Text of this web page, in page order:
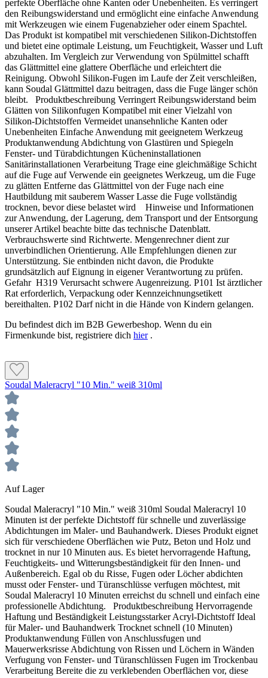
Verarbeitung
Fugenmasse auftragen mit Glättmittel besprühen
Richtigen Fugenglätter in die Fuge ansetzen
Fuge gleichmäßig glätten und sauber abziehen
Fugenglätter nach Gebrauch reinigen und trocknen
Hinweise und Informationen zur Anwendung, der Lagerung, dem
Transport und der Entsorgung unserer Artikel beachte bitte das technische
Datenblatt. Verbrauchswerte sind Richtwerte. Mengenrechner dient zur
unverbindlichen Orientierung. Alle Empfehlungen dienen zur Unterstützung. Sie
entbinden nicht davon, die Produkte grundsätzlich auf Eignung in eigener
Verantwortung zu prüfen.
Produktanwendung
Fugenverarbeitung an Fenster- und Türumrandungen
Verfugen von Bad- und Küchenarmaturen
Verfugen von Fliesen und Mauerwerk
Glätten von Kanten und Ecken
Verarbeitung
Fuge gleichmäßig glätten und sauber abziehen
und der Entsorgung unserer Artikel beachte bitte das technische Datenblatt.
Orientierung. Alle Empfehlungen dienen zur Unterstützung. Sie entbinden nicht davon, die
Produkte grundsätzlich auf Eignung in eigener Verantwortung zu prüfen.
perfekte Oberfläche ohne Kanten oder Unebenheiten. Es verringert
den Reibungswiderstand und ermöglicht eine einfache Anwendung
mit Werkzeugen wie einem Fugenabzieher oder einem Spachtel.
Das Produkt ist kompatibel mit verschiedenen Silikon-Dichtstoffen
und bietet eine optimale Leistung, um Feuchtigkeit, Wasser und Luft
abzuhalten. Im Vergleich zur Verwendung von Spülmittel schafft
das Glättmittel eine glattere Oberfläche und erleichtert die
Reinigung. Obwohl Silikon-Fugen im Laufe der Zeit verschleißen,
kann Soudal Glättmittel dazu beitragen, dass die Fuge länger schön
bleibt. Produktbeschreibung Verringert Reibungswiderstand beim
Glätten von Silikonfugen Kompatibel mit einer Vielzahl von
Silikon-Dichtstoffen Vermeidet unansehnliche Kanten oder
Unebenheiten Einfache Anwendung mit geeignetem Werkzeug
Produktanwendung Abdichtung von Glastüren und Spiegeln
Fenster- und Türabdichtungen Kücheninstallationen
Sanitärinstallationen Verarbeitung Trage eine gleichmäßige Schicht
auf die Fuge auf Verwende ein geeignetes Werkzeug, um die Fuge
zu glätten Entferne das Glättmittel von der Fuge nach eine
Hautbildung mit sauberem Wasser Lasse die Fuge vollständig
trocknen, bevor diese belastet wird Hinweise und Informationen
zur Anwendung, der Lagerung, dem Transport und der Entsorgung
unserer Artikel beachte bitte das technische Datenblatt.
Verbrauchswerte sind Richtwerte. Mengenrechner dient zur
unverbindlichen Orientierung. Alle Empfehlungen dienen zur
Unterstützung. Sie entbinden nicht davon, die Produkte
grundsätzlich auf Eignung in eigener Verantwortung zu prüfen.
Gefahr H319 Verursacht schwere Augenreizung. P101 Ist ärztlicher
Rat erforderlich, Verpackung oder Kennzeichnungsetikett
bereithalten. P102 Darf nicht in die Hände von Kindern gelangen.
Du befindest dich im B2B Gewerbeshop. Wenn du ein
Firmenkunde bist, registriere dich hier.
Soudal Maleracryl "10 Min." weiß 310ml
Auf Lager
Soudal Maleracryl "10 Min." weiß 310ml Soudal Maleracryl 10
Minuten ist der perfekte Dichtstoff für schnelle und zuverlässige
Abdichtungen im Maler- und Bauhandwerk. Dieses Produkt eignet
sich für verschiedene Oberflächen wie Putz, Beton und Holz und
trocknet in nur 10 Minuten aus. Es bietet hervorragende Haftung,
Feuchtigkeits- und Witterungsbeständigkeit für den Innen- und
Außenbereich. Egal ob du Risse, Fugen oder Löcher abdichten
musst oder Fenster- und Türanschlüsse verfugen möchtest, mit
Soudal Maleracryl 10 Minuten erreichst du schnell und einfach eine
professionelle Abdichtung. Produktbeschreibung Hervorragende
Haftung und Beständigkeit Leistungsstarker Acryl-Dichtstoff Ideal
für Maler- und Bauhandwerk Trocknet schnell (10 Minuten)
Produktanwendung Füllen von Anschlussfugen und
Mauerwerksrisse Abdichtung von Rissen und Löchern in Wänden
Verfugung von Fenster- und Türanschlüssen Fugen im Trockenbau
Verarbeitung Bereite die zu verklebenden Oberflächen vor, diese